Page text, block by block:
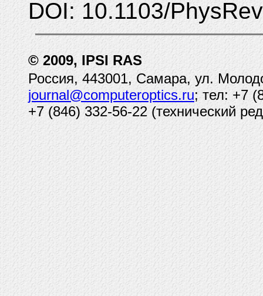
DOI: 10.1103/
© 2009, IPSI RAS
Россия, 443001, Самара, ул.
journal@computeroptics.ru; тел: +7
+7 (846) 332-56-22 (технический